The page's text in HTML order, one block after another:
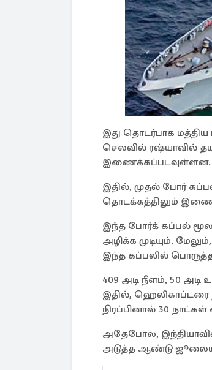
இது தொடர்பாக மத்திய
செலவில் ரஷ்யாவில்
இணைக்கப்படவுள்ளன.
இதில், முதல் போர்
தொடக்கத்திலும்
இந்த போர்க் கப்பல்
அழிக்க முடியும்.
இந்த கப்பலில்
409 அடி நீளம், 50
இதில், ஹெலிகாப்டரை
நிரப்பினால் 30
அதேபோல,
அடுத்த ஆண்டு